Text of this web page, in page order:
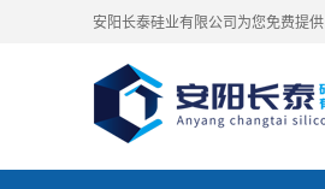
安阳长泰硅业有限公司为您免费提供